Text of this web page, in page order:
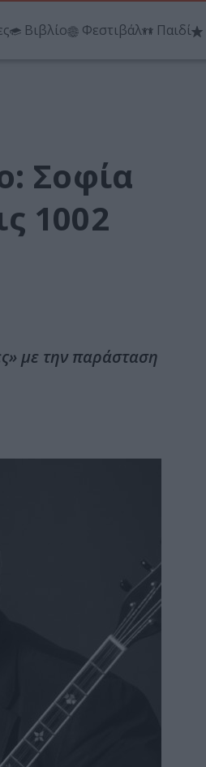
Βιβλίο Φεστιβάλ Παιδί
Σοφία
1002
με την παράσταση